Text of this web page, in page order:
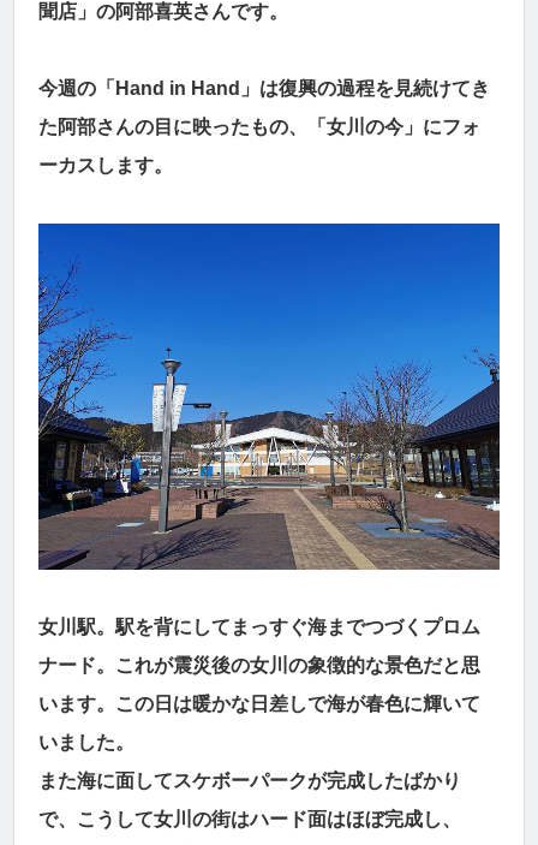
聞店」の阿部喜英さんです。
今週の「Hand in Hand」は復興の過程を見続けてき
た阿部さんの目に映ったもの、「女川の今」にフォ
ーカスします。
女川駅。駅を背にしてまっすぐ海までつづくプロム
ナード。これが震災後の女川の象徴的な景色だと思
います。この日は暖かな日差しで海が春色に輝いて
いました。
また海に面してスケボーパークが完成したばかり
で、こうして女川の街はハード面はほぼ完成し、